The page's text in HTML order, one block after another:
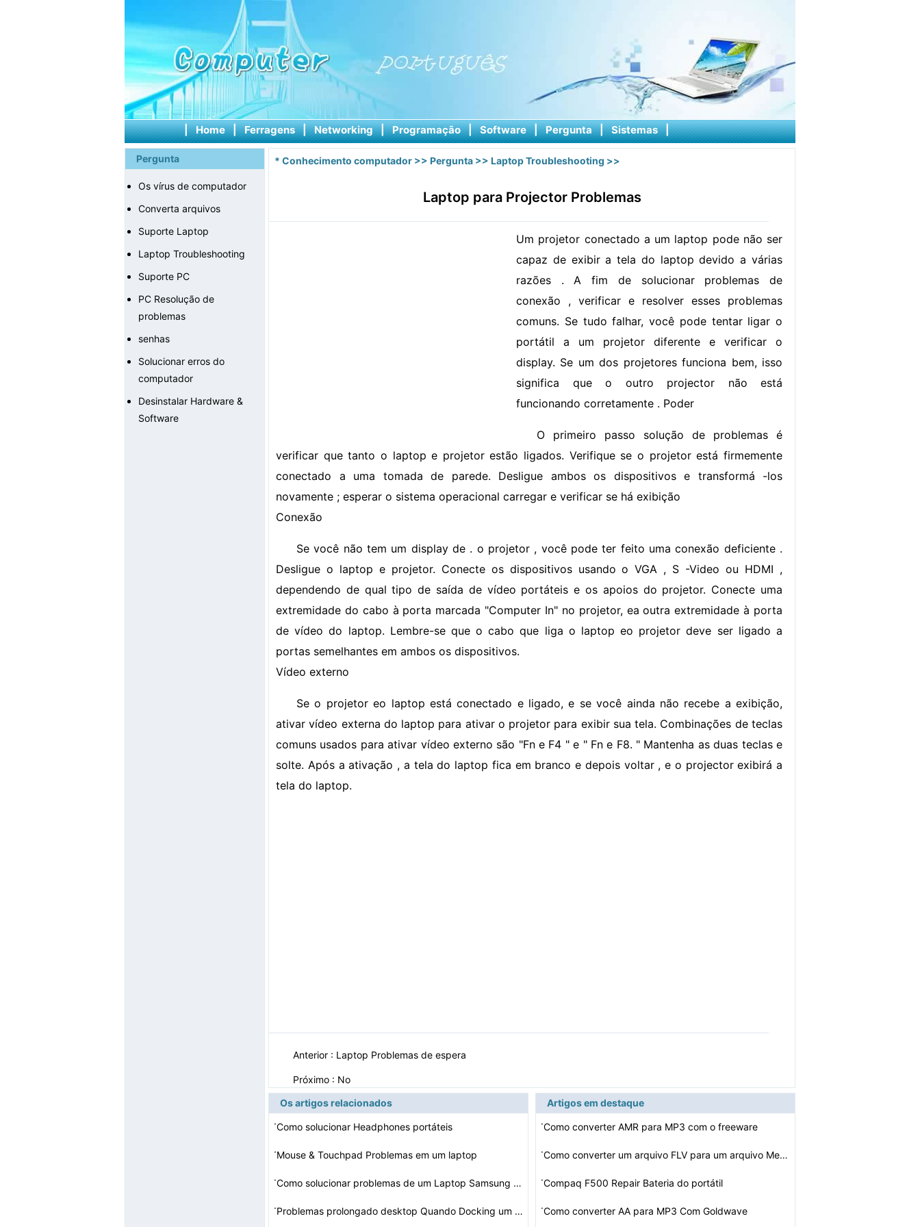
| Home | Ferragens | Networking | Programação | Software | Pergunta | Sistemas |
Pergunta
Os vírus de computador
Converta arquivos
Suporte Laptop
Laptop Troubleshooting
Suporte PC
PC Resolução de
problemas
senhas
Solucionar erros do
computador
Desinstalar Hardware &
Software
* Conhecimento computador >> Pergunta >> Laptop Troubleshooting >>
Laptop para Projector Problemas
Um projetor conectado a um laptop pode não ser
capaz de exibir a tela do laptop devido a várias
razões . A fim de solucionar problemas de
conexão , verificar e resolver esses problemas
comuns. Se tudo falhar, você pode tentar ligar o
portátil a um projetor diferente e verificar o
display. Se um dos projetores funciona bem, isso
significa que o outro projector não está
funcionando corretamente . Poder
O primeiro passo solução de problemas é
verificar que tanto o laptop e projetor estão ligados. Verifique se o projetor está firmemente
conectado a uma tomada de parede. Desligue ambos os dispositivos e transformá -los
novamente ; esperar o sistema operacional carregar e verificar se há exibição
Conexão
Se você não tem um display de . o projetor , você pode ter feito uma conexão deficiente .
Desligue o laptop e projetor. Conecte os dispositivos usando o VGA , S -Video ou HDMI ,
dependendo de qual tipo de saída de vídeo portáteis e os apoios do projetor. Conecte uma
extremidade do cabo à porta marcada "Computer In" no projetor, ea outra extremidade à porta
de vídeo do laptop. Lembre-se que o cabo que liga o laptop eo projetor deve ser ligado a
portas semelhantes em ambos os dispositivos.
Vídeo externo
Se o projetor eo laptop está conectado e ligado, e se você ainda não recebe a exibição,
ativar vídeo externa do laptop para ativar o projetor para exibir sua tela. Combinações de teclas
comuns usados ​​para ativar vídeo externo são "Fn e F4 " e " Fn e F8. " Mantenha as duas teclas e
solte. Após a ativação , a tela do laptop fica em branco e depois voltar , e o projector exibirá a
tela do laptop.
Anterior : Laptop Problemas de espera
Próximo : No
Os artigos relacionados
·Como solucionar Headphones portáteis
·Mouse & Touchpad Problemas em um laptop
· Como solucionar problemas de um Laptop Samsung RF710
· Problemas prolongado desktop Quando Docking um Laptop
Artigos em destaque
·Como converter AMR para MP3 com o freeware
· Como converter um arquivo FLV para um arquivo Media Pla…
·Compaq F500 Repair Bateria do portátil
·Como converter AA para MP3 Com Goldwave